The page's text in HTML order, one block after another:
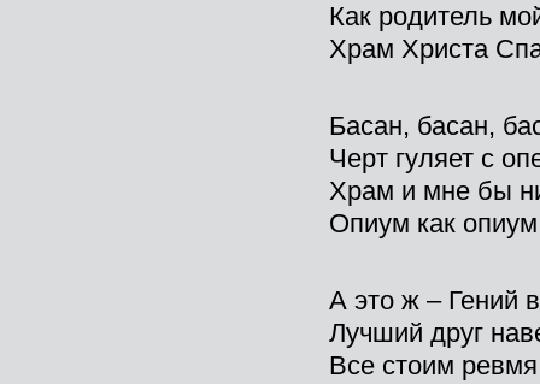
Как родитель
Храм Христа
Басан, басан,
Черт гуляет с
Храм и мне бы
Опиум как
А это ж – Гений
Лучший друг
Все стоим